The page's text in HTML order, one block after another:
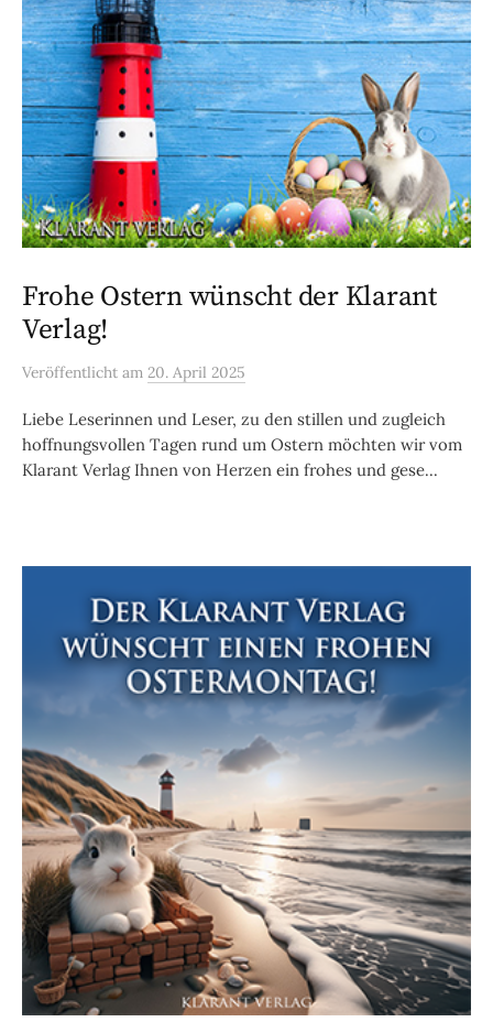
Frohe Ostern wünscht der Klarant
Verlag!
Veröffentlicht am 20. April 2025
Liebe Leserinnen und Leser, zu den stillen und zugleich
hoffnungsvollen Tagen rund um Ostern möchten wir vom
Klarant Verlag Ihnen von Herzen ein frohes und gese...